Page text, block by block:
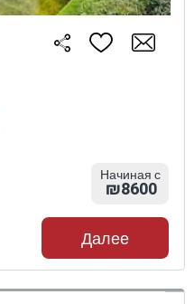
Начиная с
₪8600
Далее